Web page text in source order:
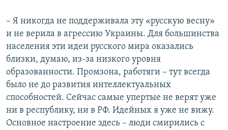
– Я никогда не поддерживала эту «русскую весну»
и не верила в агрессию Украины. Для большинства
населения эти идеи русского мира оказались
близки, думаю, из-за низкого уровня
образованности. Промзона, работяги – тут всегда
было не до развития интеллектуальных
способностей. Сейчас самые упертые не верят уже
ни в республику, ни в РФ. Идейных я уже не вижу.
Основное настроение здесь – люди смирились с